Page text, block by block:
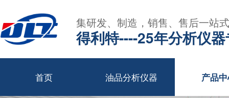
集研发、制造，销售、售后一站
得利特----25年分析仪
首页 油品分析仪器 产品